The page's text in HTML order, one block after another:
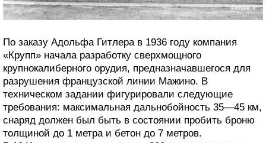
По заказу Адольфа Гитлера в 1936 году компания
«Крупп» начала разработку сверхмощного
крупнокалиберного орудия, предназначавшегося для
разрушения французской линии Мажино. В
техническом задании фигурировали следующие
требования: максимальная дальнобойность 35—45 км,
снаряд должен был быть в состоянии пробить броню
толщиной до 1 метра и бетон до 7 метров.